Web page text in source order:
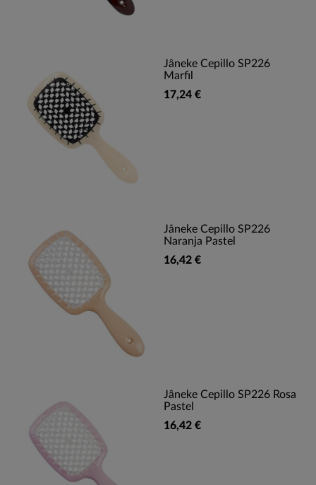
Jâneke Cepillo SP226
Marfil
17,24 €
Jâneke Cepillo SP226
Naranja Pastel
16,42 €
Jâneke Cepillo SP226 Rosa
Pastel
16,42 €